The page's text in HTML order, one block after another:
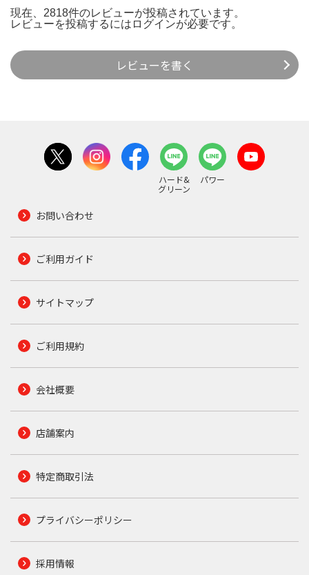
現在、2818件のレビューが投稿されています。
レビューを投稿するには ログインが必要です。
レビューを書く
ハード&
グリーン
パワー
お問い合わせ
ご利用ガイド
サイトマップ
ご利用規約
会社概要
店舗案内
特定商取引法
プライバシーポリシー
採用情報